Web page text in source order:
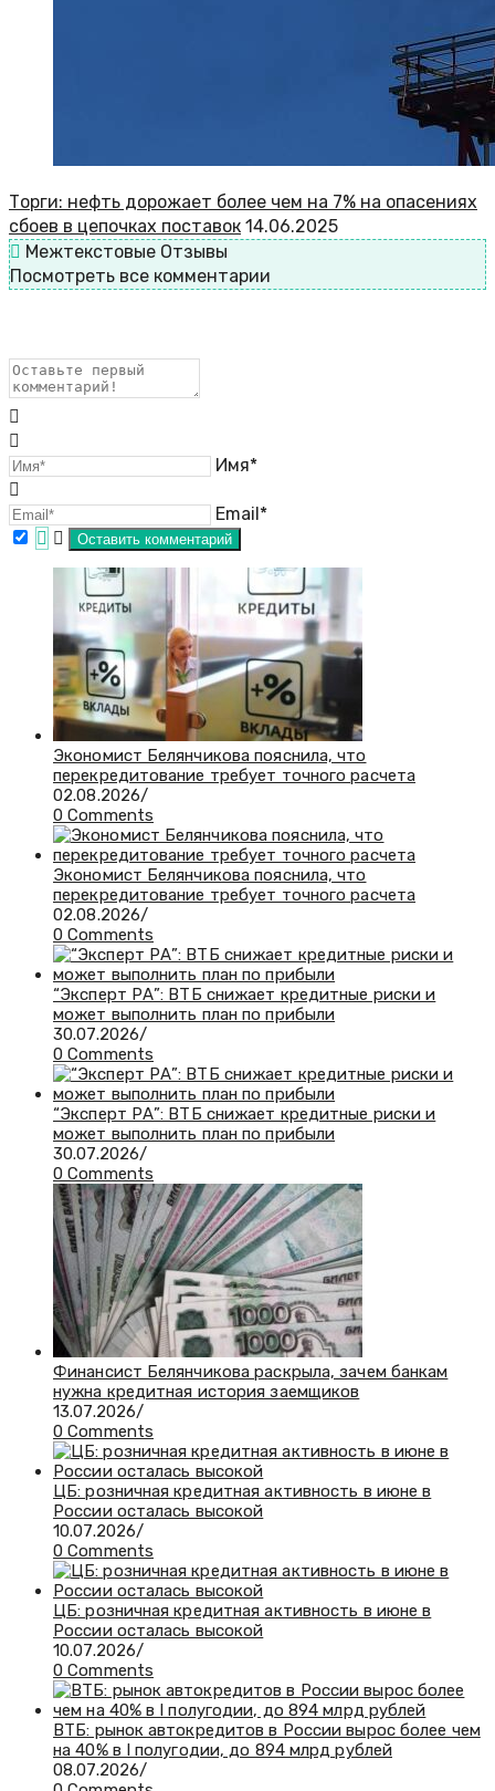
Торги: нефть дорожает более чем на 7% на опасениях
сбоев в цепочках поставок 14.06.2025
Межтекстовые Отзывы
Посмотреть все комментарии
Имя*
Email*
Экономист Белянчикова пояснила, что
перекредитование требует точного расчета
02.08.2026/
0 Comments
Экономист Белянчикова пояснила, что
перекредитование требует точного расчета
02.08.2026/
0 Comments
“Эксперт РА”: ВТБ снижает кредитные риски и
может выполнить план по прибыли
30.07.2026/
0 Comments
“Эксперт РА”: ВТБ снижает кредитные риски и
может выполнить план по прибыли
30.07.2026/
0 Comments
Финансист Белянчикова раскрыла, зачем банкам
нужна кредитная история заемщиков
13.07.2026/
0 Comments
ЦБ: розничная кредитная активность в июне в
России осталась высокой
10.07.2026/
0 Comments
ЦБ: розничная кредитная активность в июне в
России осталась высокой
10.07.2026/
0 Comments
ВТБ: рынок автокредитов в России вырос более чем
на 40% в I полугодии, до 894 млрд рублей
08.07.2026/